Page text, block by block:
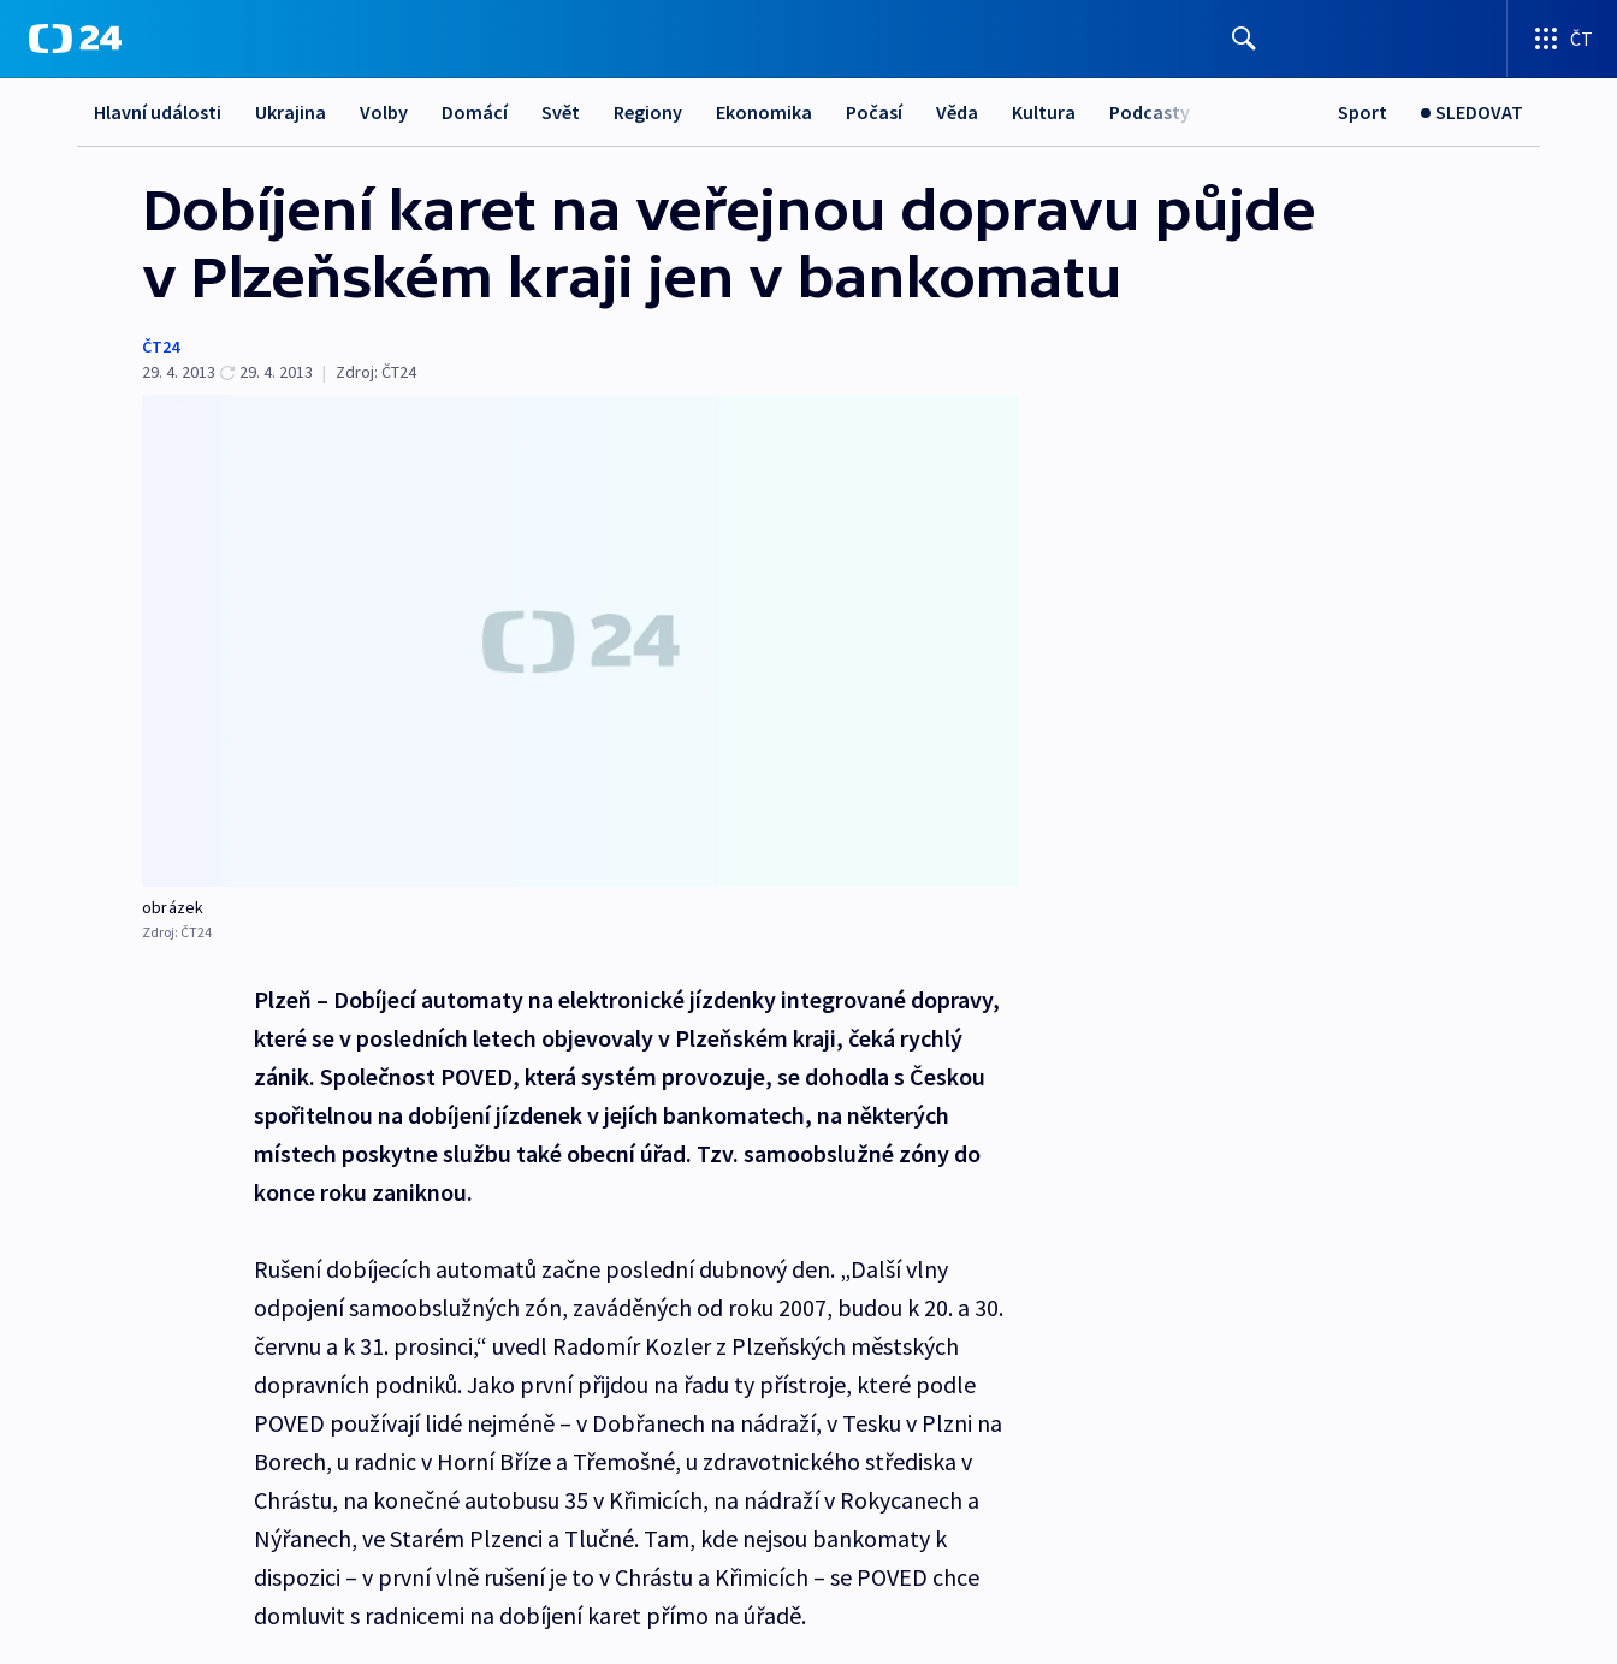
ČT
Hlavní události Ukrajina Volby Domácí Svět Regiony Ekonomika Počasí Věda Kultura Podcasty Sport SLEDOVAT
Dobíjení karet na veřejnou dopravu půjde
v Plzeňském kraji jen v bankomatu
ČT24
29. 4. 2013
29. 4. 2013 | Zdroj: ČT24
obrázek
Zdroj: ČT24
Plzeň – Dobíjecí automaty na elektronické jízdenky integrované dopravy,
které se v posledních letech objevovaly v Plzeňském kraji, čeká rychlý
zánik. Společnost POVED, která systém provozuje, se dohodla s Českou
spořitelnou na dobíjení jízdenek v jejích bankomatech, na některých
místech poskytne službu také obecní úřad. Tzv. samoobslužné zóny do
konce roku zaniknou.
Rušení dobíjecích automatů začne poslední dubnový den. „Další vlny
odpojení samoobslužných zón, zaváděných od roku 2007, budou k 20. a 30.
červnu a k 31. prosinci,“ uvedl Radomír Kozler z Plzeňských městských
dopravních podniků. Jako první přijdou na řadu ty přístroje, které podle
POVED používají lidé nejméně – v Dobřanech na nádraží, v Tesku v Plzni na
Borech, u radnic v Horní Bříze a Třemošné, u zdravotnického střediska v
Chrástu, na konečné autobusu 35 v Křimicích, na nádraží v Rokycanech a
Nýřanech, ve Starém Plzenci a Tlučné. Tam, kde nejsou bankomaty k
dispozici – v první vlně rušení je to v Chrástu a Křimicích – se POVED chce
domluvit s radnicemi na dobíjení karet přímo na úřadě.